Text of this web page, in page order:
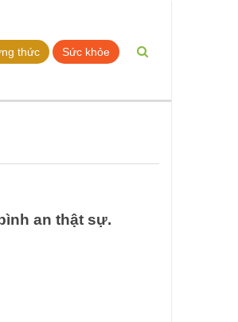
thức Sức khỏe
an thật sự.